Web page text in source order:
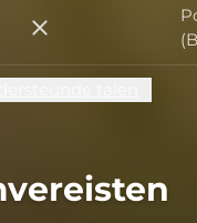
Portugees (Brazilië)